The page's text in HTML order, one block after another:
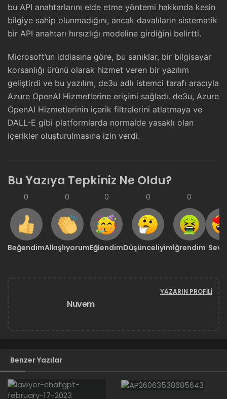
bu API anahtarlarını elde etme yöntemi hakkında kesin
bilgiye sahip olunmadığını, ancak davalıların sistematik
bir API anahtarı hırsızlığı modeline girdiğini belirtti.
Microsoft’un iddiasına göre, bu sanıklar, bir bilgisayar
korsanlığı ürünü olarak hizmet veren bir yazılım
geliştirdi ve bu yazılım, de3u adlı istemci tarafı aracıyla
Azure OpenAI Hizmetlerine erişimi sağladı. de3u, Azure
OpenAI Hizmetlerinin içerik filtrelerini atlatmaya ve
DALL-E gibi platformlarda normalde yasaklı olan
içerikler oluşturulmasına izin verdi.
Bu Yazıya Tepkiniz Ne Oldu?
0
Beğendim
0
Alkışlıyorum
0
Eğlendim
0
Düşünceliyim
0
İğrendim
Nuvem
YAZARIN PROFILI
Benzer Yazılar